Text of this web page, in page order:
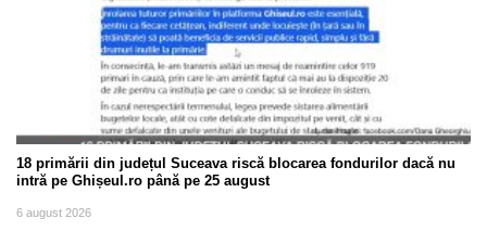
18 primării din județul Suceava riscă blocarea fondurilor dacă nu
intră pe Ghișeul.ro până pe 25 august
6 august 2026